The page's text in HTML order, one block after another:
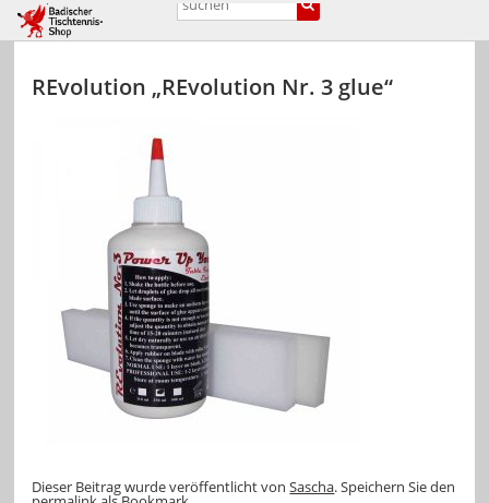
REvolution „REvolution Nr. 3 glue“
Dieser Beitrag wurde veröffentlicht vonSascha. Speichern Sie den